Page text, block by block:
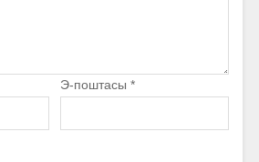
Э-поштасы *